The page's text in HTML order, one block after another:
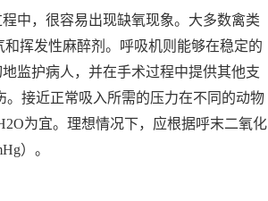
中，很容易出现缺氧现象。大多数禽类
挥发性麻醉剂。呼吸机则能够在稳定的
监护病人，并在手术过程中提供其他支
。接近正常吸入所需的压力在不同的动物
为宜。理想情况下，应根据呼末二氧化
）。